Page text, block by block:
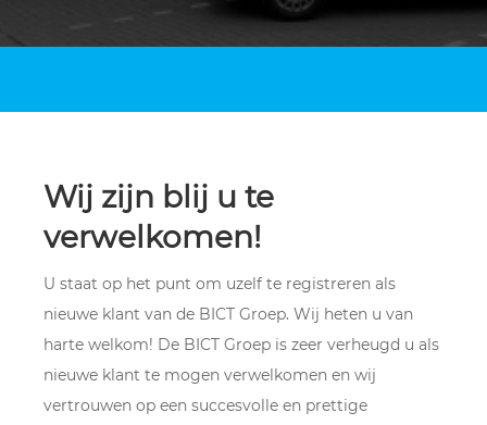
Wij zijn blij u te
verwelkomen!
U staat op het punt om uzelf te registreren als
nieuwe klant van de BICT Groep. Wij heten u van
harte welkom! De BICT Groep is zeer verheugd u als
nieuwe klant te mogen verwelkomen en wij
vertrouwen op een succesvolle en prettige